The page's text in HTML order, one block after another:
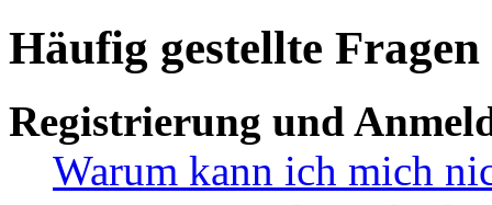
Häufig gestellte Fragen
Registrierung und
Warum kann ich mich